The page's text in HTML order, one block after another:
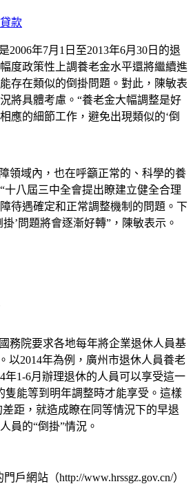
款
2006年7月1日至2013年6月30日的退
度政策性上調養老金水平還將繼續進
存在類似的倒掛問題。對此，陳敏表
將具體考慮。“養老金大幅調整是好
應的細節工作，避免出現類似的‘倒
領域內，也在呼籲正常的、科學的養
十八屆三中全會提出瞭建立健全合理
待遇確定和正常調整機制的問題。下
’問題將會逐漸好轉”，陳敏表示。
務院要求各地每年將企業退休人員基
以2014年為例，廣州市退休人員養老
年1-6月辦理退休的人員可以享受這一
隻能等到明年調整時才能享受。這樣
差距，就造成瞭在同等情況下的早退
員的“倒掛”情況。
戶網站（http://www.hrssgz.gov.cn/）